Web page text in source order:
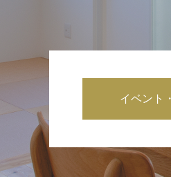
イベント・